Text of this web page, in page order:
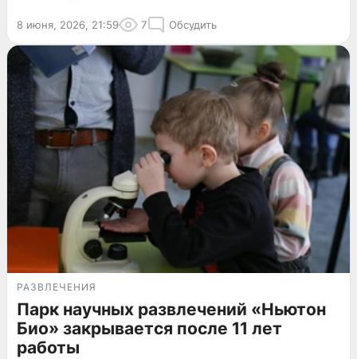
8 июня, 2026, 21:59 7 Обсудить
РАЗВЛЕЧЕНИЯ
Парк научных развлечений «Ньютон
Био» закрывается после 11 лет
работы